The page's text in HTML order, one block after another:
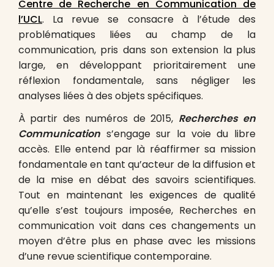
Centre de Recherche en Communication de
l’UCL. La revue se consacre à l’étude des
problématiques liées au champ de la
communication, pris dans son extension la plus
large, en développant prioritairement une
réflexion fondamentale, sans négliger les
analyses liées à des objets spécifiques.
À partir des numéros de 2015, Recherches en
Communication s’engage sur la voie du libre
accès. Elle entend par là réaffirmer sa mission
fondamentale en tant qu’acteur de la diffusion et
de la mise en débat des savoirs scientifiques.
Tout en maintenant les exigences de qualité
qu’elle s’est toujours imposée, Recherches en
communication voit dans ces changements un
moyen d’être plus en phase avec les missions
d’une revue scientifique contemporaine.